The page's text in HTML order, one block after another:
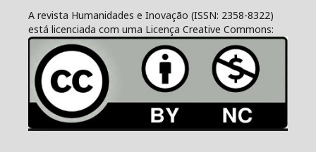
A revista Humanidades e Inovação (ISSN: 2358-8322)
está licenciada com uma Licença Creative Commons: